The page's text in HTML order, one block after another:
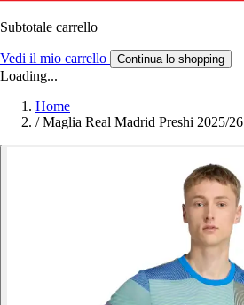
Subtotale carrello
Vedi il mio carrello Continua lo shopping
Loading...
Home
/ Maglia Real Madrid Preshi 2025/26